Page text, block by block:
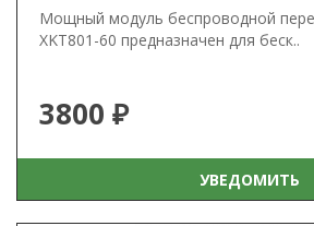
Мощный модуль беспроводной
XKT801-60 предназначен для беск..
3800 ₽
УВЕДОМИТЬ